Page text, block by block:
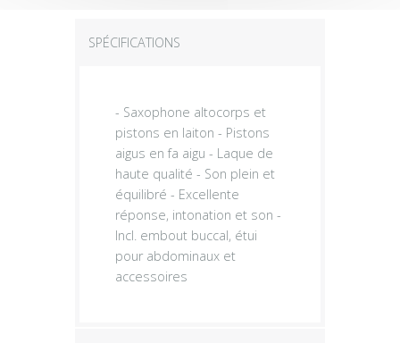
SPÉCIFICATIONS
- Saxophone altocorps et
pistons en laiton - Pistons
aigus en fa aigu - Laque de
haute qualité - Son plein et
équilibré - Excellente
réponse, intonation et son -
Incl. embout buccal, étui
pour abdominaux et
accessoires